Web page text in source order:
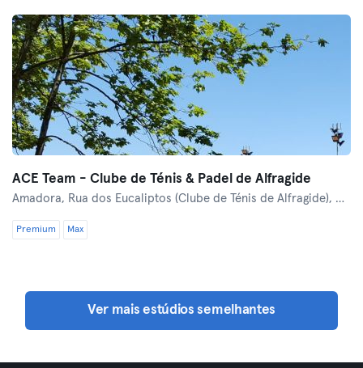
ACE Team - Clube de Ténis & Padel de Alfragide
Amadora, Rua dos Eucaliptos (Clube de Ténis de Alfragide), Quinta Grande, Portugal
Premium Max
Ver mais estúdios semelhantes